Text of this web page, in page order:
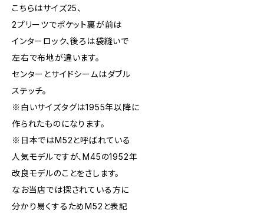
こちらはサイズ25、
2プリーツでポケット裏が前は
インターロック、後ろは袋縫いで
左右で布地が違います。
センターとサイドシームはダブル
ステッチ。
※白いサイズタグは1955年以降に
作られたものになります。
※日本ではM52と呼ばれている
人気モデルですが、M45の1952年
改良モデルのことをさします。
なお当店では探されている方に
分かり易くするためM52と表記